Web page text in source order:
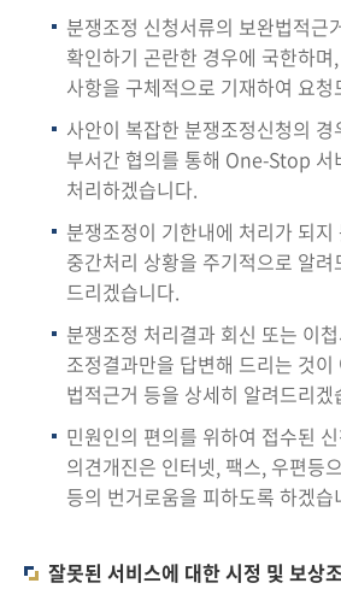
분쟁조정 신청서류의 보완법적근
확인하기 곤란한 경우에 국한하
사항을 구체적으로 기재하여 요
사안이 복잡한 분쟁조정신청의
부서간 협의를 통해 One-Stop 서
처리하겠습니다.
분쟁조정이 기한내에 처리가 되지
중간처리 상황을 주기적으로 알
드리겠습니다.
분쟁조정 처리결과 회신 또는 이
조정결과만을 답변해 드리는 것
법적근거 등을 상세히 알려드리겠
민원인의 편의를 위하여 접수된
의견개진은 인터넷, 팩스, 우편등
등의 번거로움을 피하도록 하겠습
잘못된 서비스에 대한 시정 및 보상